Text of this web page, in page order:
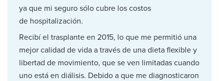
ya que mi seguro sólo cubre los costos
de hospitalización.
Recibí el trasplante en 2015, lo que me permitió una
mejor calidad de vida a través de una dieta flexible y
libertad de movimiento, que se ven limitadas cuando
uno está en diálisis. Debido a que me diagnosticaron